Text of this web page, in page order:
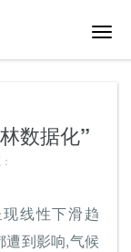
切
数据化”
线性下滑趋
遭到影响,气候